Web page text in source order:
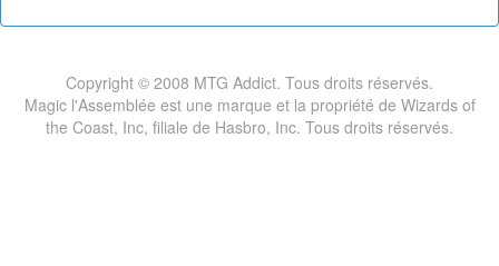
Copyright © 2008 MTG Addict. Tous droits réservés.
Magic l'Assemblée est une marque et la propriété de Wizards of
the Coast, Inc, filiale de Hasbro, Inc. Tous droits réservés.